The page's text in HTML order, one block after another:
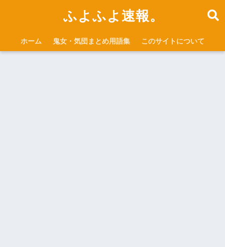
ふよふよ速報。
ホーム 鬼女・気団まとめ用語集 このサイトについて